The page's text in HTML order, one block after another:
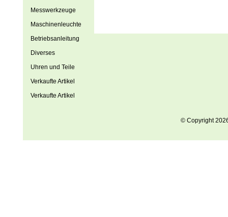
Messwerkzeuge
Maschinenleuchte
Betriebsanleitung
Diverses
Uhren und Teile
Verkaufte Artikel
Verkaufte Artikel
© Copyright